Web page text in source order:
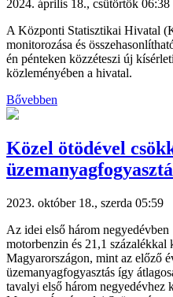
2024. április 18., csütörtök 06:38
A Központi Statisztikai Hivatal
monitorozása és
én pénteken közzéteszi új
közleményében a hivatal.
Bővebben
Közel ötödével
2023. október 18., szerda 05:59
Az idei első három negyedévben
motorbenzin és 21,1 százalékkal
Magyarországon, mint az előző
üzemanyagfogyasztás így
tavalyi első három negyedévhez